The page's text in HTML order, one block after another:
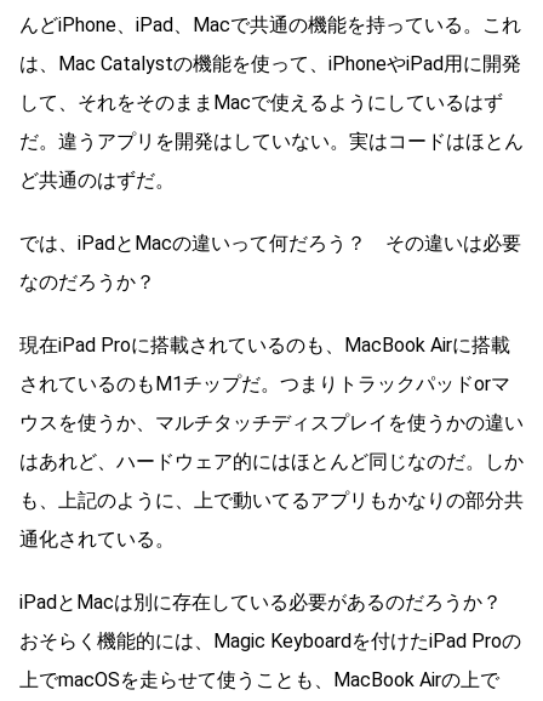
んどiPhone、iPad、Macで共通の機能を持っている。これ
は、Mac Catalystの機能を使って、iPhoneやiPad用に開発
して、それをそのままMacで使えるようにしているはず
だ。違うアプリを開発はしていない。実はコードはほとん
ど共通のはずだ。
では、iPadとMacの違いって何だろう？ その違いは必要
なのだろうか？
現在iPad Proに搭載されているのも、MacBook Airに搭載
されているのもM1チップだ。つまりトラックパッドorマ
ウスを使うか、マルチタッチディスプレイを使うかの違い
はあれど、ハードウェア的にはほとんど同じなのだ。しか
も、上記のように、上で動いてるアプリもかなりの部分共
通化されている。
iPadとMacは別に存在している必要があるのだろうか？
おそらく機能的には、Magic Keyboardを付けたiPad Proの
上でmacOSを走らせて使うことも、MacBook Airの上で